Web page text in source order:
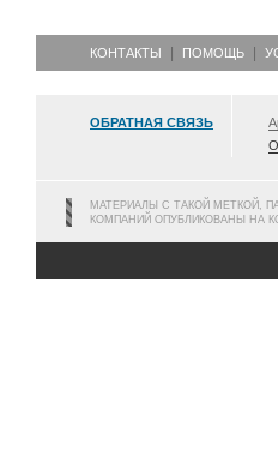
КОНТАКТЫ ПОМОЩЬ
ОБРАТНАЯ СВЯЗЬ
О
МАТЕРИАЛЫ С ТАКОЙ МЕТКОЙ,
КОМПАНИЙ ОПУБЛИКОВАНЫ НА